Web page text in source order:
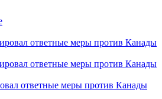
ответные меры против Канады